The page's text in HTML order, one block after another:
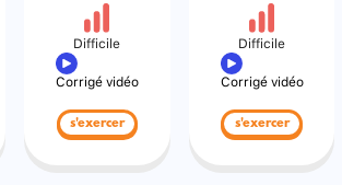
Difficile
Corrigé vidéo
s'exercer
Difficile
Corrigé vidéo
s'exercer